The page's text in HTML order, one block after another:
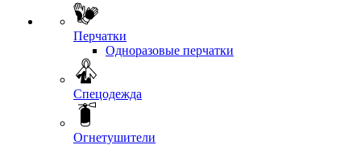
Перчатки
Одноразовые перчатки
Спецодежда
Огнетушители